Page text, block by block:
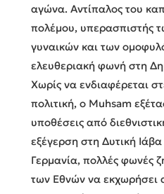
αγώνα. Αντίπαλος του
πολέμου, υπερασπιστής
γυναικών και των
ελευθεριακή φωνή στη
Χωρίς να ενδιαφέρεται
πολιτική, ο Muhsam
υποθέσεις από
εξέγερση στη Δυτική
Γερμανία, πολλές φωνές
των Εθνών να εκχωρήσει